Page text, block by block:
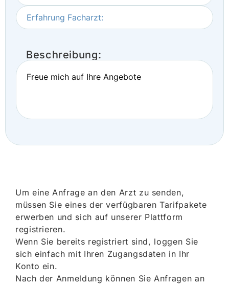
Erfahrung Facharzt:
Beschreibung:
Freue mich auf Ihre Angebote
Um eine Anfrage an den Arzt zu senden,
müssen Sie eines der verfügbaren Tarifpakete
erwerben und sich auf unserer Plattform
registrieren.
Wenn Sie bereits registriert sind, loggen Sie
sich einfach mit Ihren Zugangsdaten in Ihr
Konto ein.
Nach der Anmeldung können Sie Anfragen an